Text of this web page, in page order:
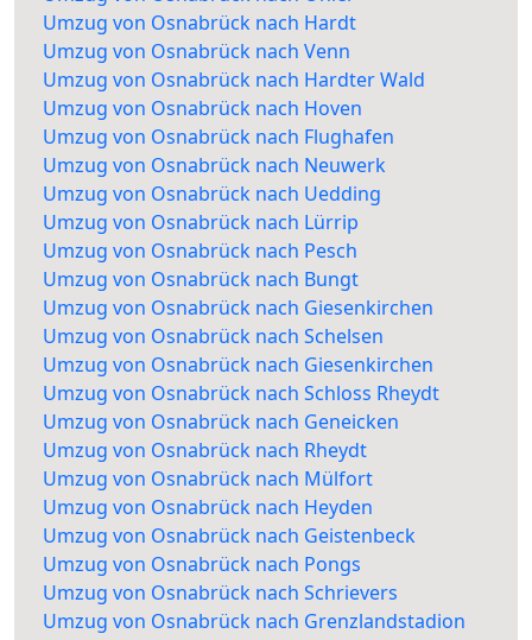
Umzug von Osnabrück nach Hardt
Umzug von Osnabrück nach Venn
Umzug von Osnabrück nach Hardter Wald
Umzug von Osnabrück nach Hoven
Umzug von Osnabrück nach Flughafen
Umzug von Osnabrück nach Neuwerk
Umzug von Osnabrück nach Uedding
Umzug von Osnabrück nach Lürrip
Umzug von Osnabrück nach Pesch
Umzug von Osnabrück nach Bungt
Umzug von Osnabrück nach Giesenkirchen
Umzug von Osnabrück nach Schelsen
Umzug von Osnabrück nach Giesenkirchen
Umzug von Osnabrück nach Schloss Rheydt
Umzug von Osnabrück nach Geneicken
Umzug von Osnabrück nach Rheydt
Umzug von Osnabrück nach Mülfort
Umzug von Osnabrück nach Heyden
Umzug von Osnabrück nach Geistenbeck
Umzug von Osnabrück nach Pongs
Umzug von Osnabrück nach Schrievers
Umzug von Osnabrück nach Grenzlandstadion